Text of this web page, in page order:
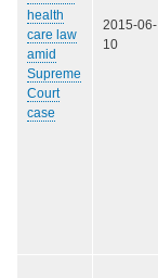
health
care law
amid
Supreme
Court
case
2015-06-
10